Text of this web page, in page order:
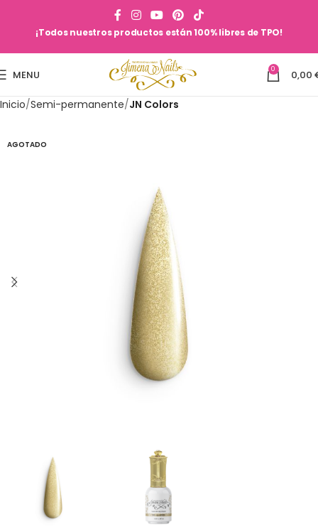
¡Todos nuestros productos están 100% libres de TPO!
MENU 0 0,00
Inicio Semi-permanente JN Colors
AGOTADO